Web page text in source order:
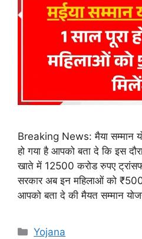
Breaking News: मैया सम्मान
हो गया है आपको बता दे कि इस
खाते में 12500 करोड रुपए
सरकार अब इन महिलाओं को
आपको बता दे की मैयत सम्मान
Categories
Yojana